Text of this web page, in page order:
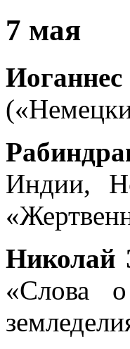
7 мая
Индии,
Николай
«Слова